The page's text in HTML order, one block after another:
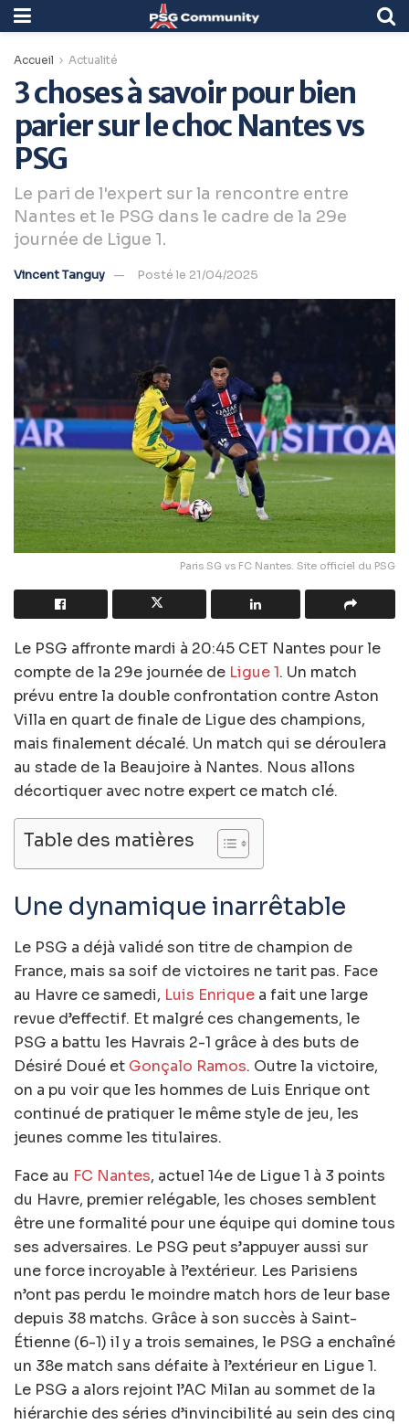
Accueil Actualité
3 choses à savoir pour bien
parier sur le choc Nantes vs
PSG
Le pari de l'expert sur la rencontre entre
Nantes et le PSG dans le cadre de la 29e
journée de Ligue 1.
Vincent Tanguy Posté le 21/04/2025
Paris SG vs FC Nantes. Site officiel du PSG
Le PSG affronte mardi à 20:45 CET Nantes pour le
compte de la 29e journée de Ligue 1. Un match
prévu entre la double confrontation contre Aston
Villa en quart de finale de Ligue des champions,
mais finalement décalé. Un match qui se déroulera
au stade de la Beaujoire à Nantes. Nous allons
décortiquer avec notre expert ce match clé.
Table des matières
Une dynamique inarrêtable
Le PSG a déjà validé son titre de champion de
France, mais sa soif de victoires ne tarit pas. Face
au Havre ce samedi, Luis Enrique a fait une large
revue d’effectif. Et malgré ces changements, le
PSG a battu les Havrais 2-1 grâce à des buts de
Désiré Doué et Gonçalo Ramos. Outre la victoire,
on a pu voir que les hommes de Luis Enrique ont
continué de pratiquer le même style de jeu, les
jeunes comme les titulaires.
Face au FC Nantes, actuel 14e de Ligue 1 à 3 points
du Havre, premier relégable, les choses semblent
être une formalité pour une équipe qui domine tous
ses adversaires. Le PSG peut s’appuyer aussi sur
une force incroyable à l’extérieur. Les Parisiens
n’ont pas perdu le moindre match hors de leur base
depuis 38 matchs. Grâce à son succès à Saint-
Étienne (6-1) il y a trois semaines, le PSG a enchaîné
un 38e match sans défaite à l’extérieur en Ligue 1.
Le PSG a alors rejoint l’AC Milan au sommet de la
hiérarchie des séries d’invincibilité au sein des cinq